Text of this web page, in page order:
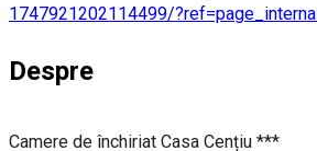
1747921202114499/?ref=page_internal
Despre
Camere de închiriat Casa Cențiu ***